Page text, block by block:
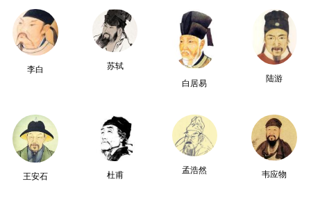
李白
苏轼
白居易
陆游
王安石 杜甫
孟浩然 韦应物